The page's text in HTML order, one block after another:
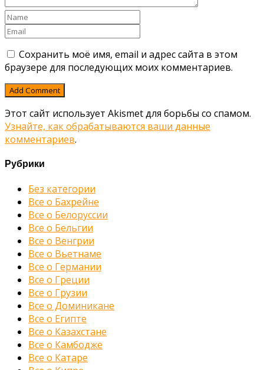
Сохранить моё имя, email и адрес сайта в этом
браузере для последующих моих комментариев.
Этот сайт использует Akismet для борьбы со спамом.
Узнайте, как обрабатываются ваши данные
комментариев.
Рубрики
Без категории
Все о Бахрейне
Все о Белоруссии
Все о Бельгии
Все о Венгрии
Все о Вьетнаме
Все о Германии
Все о Греции
Все о Грузии
Все о Доминикане
Все о Египте
Все о Казахстане
Все о Камбодже
Все о Катаре